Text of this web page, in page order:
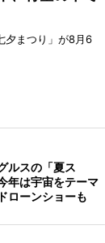
夕まつり」が8月6
ルスの「夏ス
年は宇宙をテーマ
ーンショーも